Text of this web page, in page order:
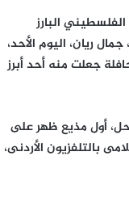
البارز
ريان، اليوم الأحد،
مهنية حافلة جعلت منه أحد أبرز
أول مذيع ظهر على
بالتلفزيون الأردنى،